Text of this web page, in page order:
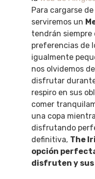
Para cargarse
serviremos un
tendrán siempre
preferencias de
igualmente
nos olvidemos
disfrutar
respiro en sus
comer
una copa
disfrutando
definitiva, The
opción
disfruten y sus